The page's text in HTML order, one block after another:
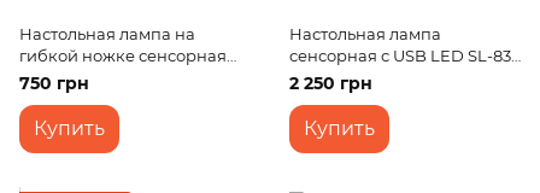
Настольная лампа на
гибкой ножке сенсорная
SL-104 5W WH c USB
750 грн
Купить
Настольная лампа
сенсорная с USB LED SL-83
8W BK
2 250 грн
Купить